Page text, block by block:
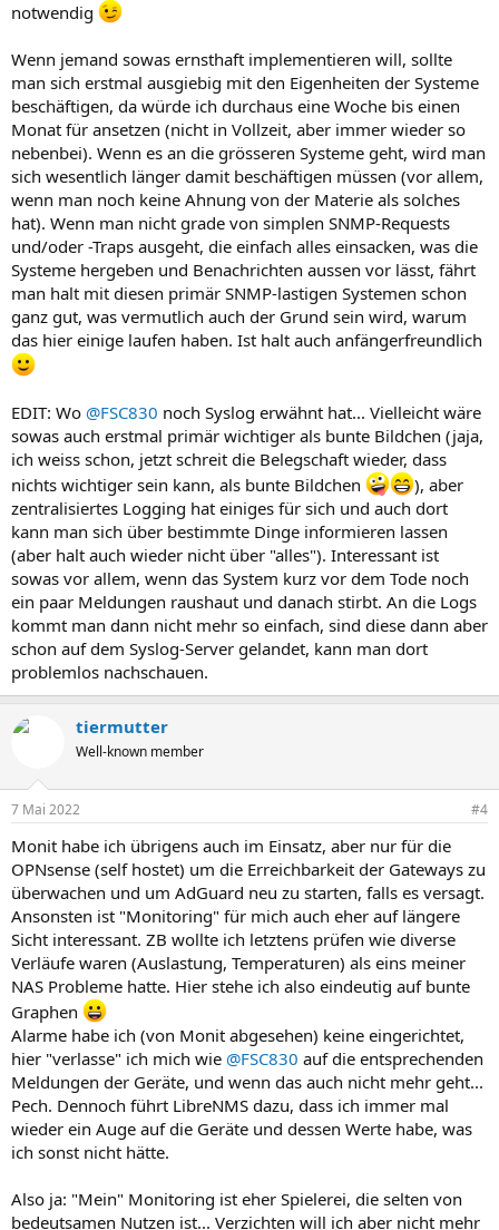
notwendig
Wenn jemand sowas ernsthaft implementieren will, sollte
man sich erstmal ausgiebig mit den Eigenheiten der Systeme
beschäftigen, da würde ich durchaus eine Woche bis einen
Monat für ansetzen (nicht in Vollzeit, aber immer wieder so
nebenbei). Wenn es an die grösseren Systeme geht, wird man
sich wesentlich länger damit beschäftigen müssen (vor allem,
wenn man noch keine Ahnung von der Materie als solches
hat). Wenn man nicht grade von simplen SNMP-Requests
und/oder -Traps ausgeht, die einfach alles einsacken, was die
Systeme hergeben und Benachrichten aussen vor lässt, fährt
man halt mit diesen primär SNMP-lastigen Systemen schon
ganz gut, was vermutlich auch der Grund sein wird, warum
das hier einige laufen haben. Ist halt auch anfängerfreundlich
EDIT: Wo @FSC830 noch Syslog erwähnt hat... Vielleicht wäre
sowas auch erstmal primär wichtiger als bunte Bildchen (jaja,
ich weiss schon, jetzt schreit die Belegschaft wieder, dass
nichts wichtiger sein kann, als bunte Bildchen
), aber
zentralisiertes Logging hat einiges für sich und auch dort
kann man sich über bestimmte Dinge informieren lassen
(aber halt auch wieder nicht über "alles"). Interessant ist
sowas vor allem, wenn das System kurz vor dem Tode noch
ein paar Meldungen raushaut und danach stirbt. An die Logs
kommt man dann nicht mehr so einfach, sind diese dann aber
schon auf dem Syslog-Server gelandet, kann man dort
problemlos nachschauen.
tiermutter
Well-known member
7 Mai 2022 #4
Monit habe ich übrigens auch im Einsatz, aber nur für die
OPNsense (self hostet) um die Erreichbarkeit der Gateways zu
überwachen und um AdGuard neu zu starten, falls es versagt.
Ansonsten ist "Monitoring" für mich auch eher auf längere
Sicht interessant. ZB wollte ich letztens prüfen wie diverse
Verläufe waren (Auslastung, Temperaturen) als eins meiner
NAS Probleme hatte. Hier stehe ich also eindeutig auf bunte
Graphen
Alarme habe ich (von Monit abgesehen) keine eingerichtet,
hier "verlasse" ich mich wie @FSC830 auf die entsprechenden
Meldungen der Geräte, und wenn das auch nicht mehr geht...
Pech. Dennoch führt LibreNMS dazu, dass ich immer mal
wieder ein Auge auf die Geräte und dessen Werte habe, was
ich sonst nicht hätte.
Also ja: "Mein" Monitoring ist eher Spielerei, die selten von
bedeutsamen Nutzen ist... Verzichten will ich aber nicht mehr